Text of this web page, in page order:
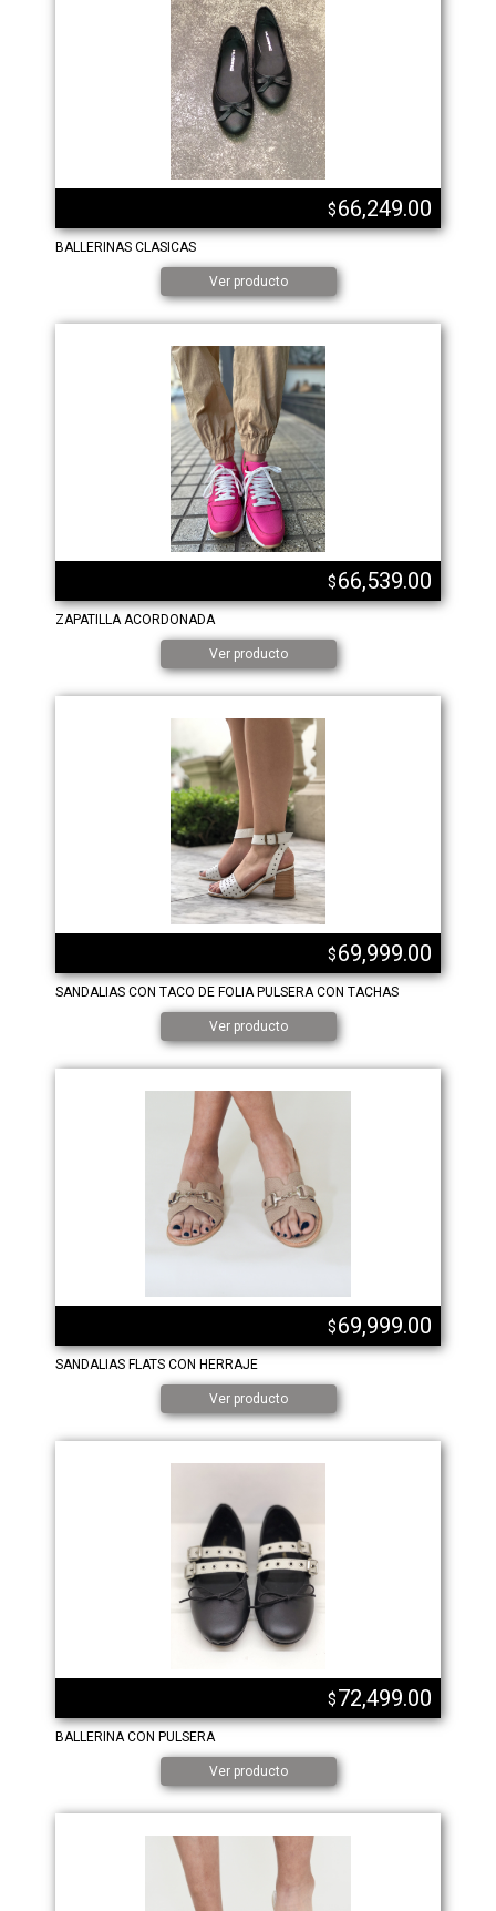
$66,249.00
BALLERINAS CLASICAS
Ver producto
$66,539.00
ZAPATILLA ACORDONADA
Ver producto
$69,999.00
SANDALIAS CON TACO DE FOLIA PULSERA CON TACHAS
Ver producto
$69,999.00
SANDALIAS FLATS CON HERRAJE
Ver producto
$72,499.00
BALLERINA CON PULSERA
Ver producto